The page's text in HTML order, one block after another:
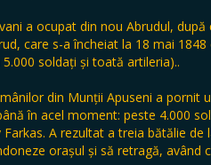
a ocupat din nou Abrudul,
care s-a încheiat la 18 mai
soldați și toată artileria)..
din Munții Apuseni a pornit
în acel moment: peste 4.000
A rezultat a treia bătălie
orașul și să retragă, având